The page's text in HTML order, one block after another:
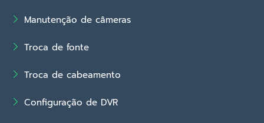
Manutenção de câmeras
Troca de fonte
Troca de cabeamento
Configuração de DVR